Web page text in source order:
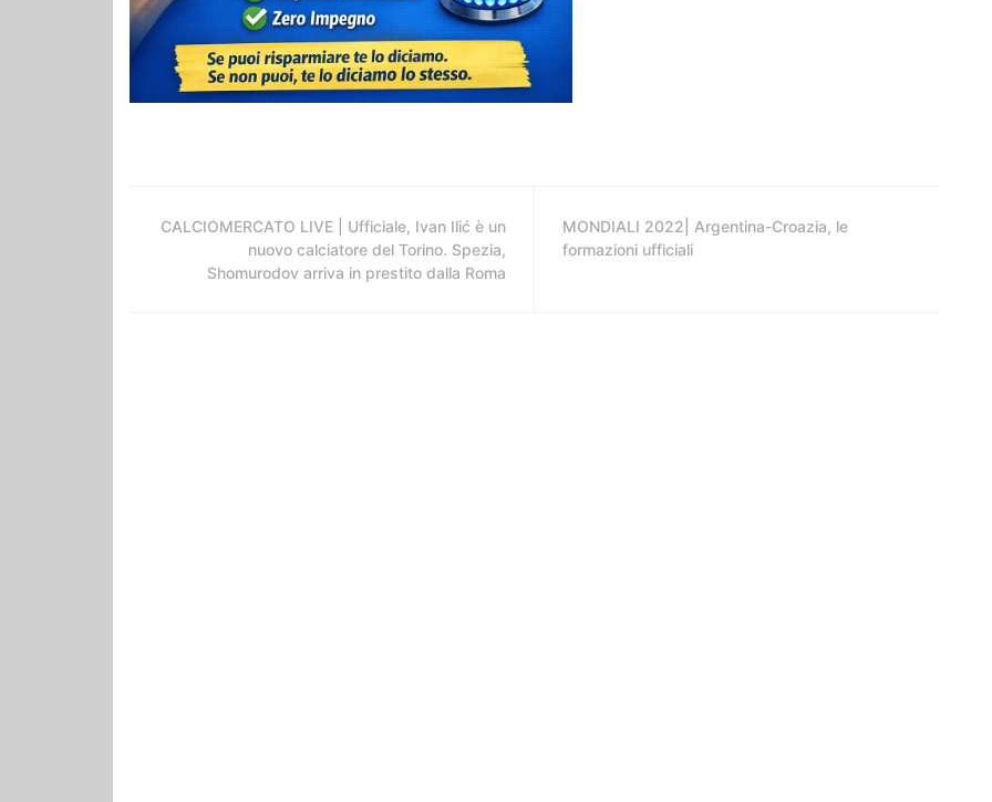
CALCIOMERCATO LIVE | Ufficiale, Ivan Ilić è un
nuovo calciatore del Torino. Spezia,
Shomurodov arriva in prestito dalla Roma
MONDIALI 2022| Argentina-Croazia, le
formazioni ufficiali